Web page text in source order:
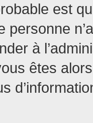
est
personne
à
êtes